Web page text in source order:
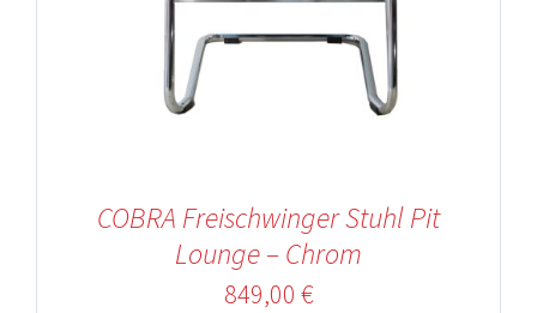
COBRA Freischwinger Stuhl Pit
Lounge – Chrom
849,00 €